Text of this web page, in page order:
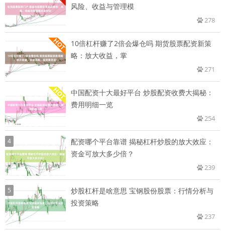
风险、收益与管理模
278
10倍杠杆赚了2倍会爆仓吗 期货股票配资新策
略：放大收益，掌
271
中国配资十大最好平台 炒股配资收费大揭秘：
费用明细一览
254
4
配资哪个平台靠谱 揭秘杠杆炒股的放大效应：
资金可放大多少倍？
239
5
炒股杠杆是啥意思 宝钢股份股票：行情分析与
投资策略
237